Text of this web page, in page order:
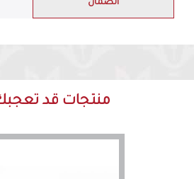
الضمان
منتجات قد